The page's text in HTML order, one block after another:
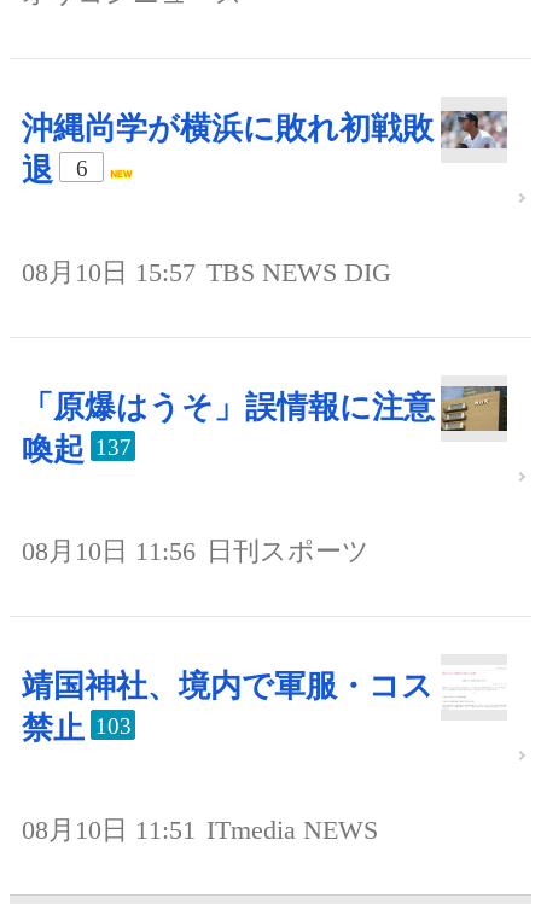
沖縄尚学が横浜に敗れ初戦敗
退
6
08月10日 15:57 TBS NEWS DIG
「原爆はうそ」誤情報に注意
喚起 137
08月10日 11:56 日刊スポーツ
靖国神社、境内で軍服・コス
禁止 103
08月10日 11:51 ITmedia NEWS